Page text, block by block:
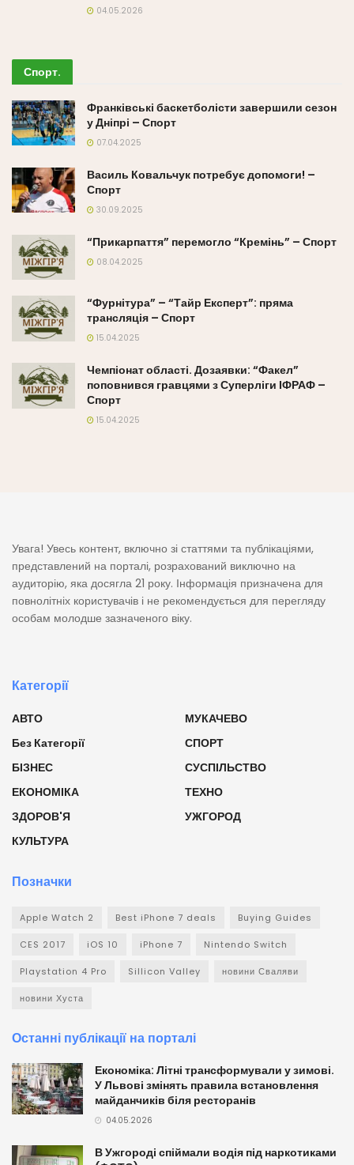
04.05.2026
Спорт.
Франківські баскетболісти завершили сезон
у Дніпрі – Спорт
07.04.2025
Василь Ковальчук потребує допомоги! –
Спорт
30.09.2025
“Прикарпаття” перемогло “Кремінь” – Спорт
08.04.2025
“Фурнітура” – “Тайр Експерт”: пряма
трансляція – Спорт
15.04.2025
Чемпіонат області. Дозаявки: “Факел”
поповнився гравцями з Суперліги ІФРАФ –
Спорт
15.04.2025
Увага! Увесь контент, включно зі статтями та публікаціями,
представлений на порталі, розрахований виключно на
аудиторію, яка досягла 21 року. Інформація призначена для
повнолітніх користувачів і не рекомендується для перегляду
особам молодше зазначеного віку.
Категорії
АВТО
Без Категорії
БІЗНЕС
ЕКОНОМІКА
ЗДОРОВ'Я
КУЛЬТУРА
МУКАЧЕВО
СПОРТ
СУСПІЛЬСТВО
ТЕХНО
УЖГОРОД
Позначки
Apple Watch 2 Best iPhone 7 deals Buying Guides
CES 2017 iOS 10 iPhone 7 Nintendo Switch
Playstation 4 Pro Sillicon Valley новини Сваляви
новини Хуста
Останні публікації на порталі
Економіка: Літні трансформували у зимові.
У Львові змінять правила встановлення
майданчиків біля ресторанів
04.05.2026
В Ужгороді спіймали водія під наркотиками